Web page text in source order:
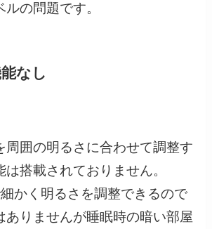
の問題です。
なし
周囲の明るさに合わせて調整す
は搭載されておりません。
かく明るさを調整できるので
ありませんが睡眠時の暗い部屋